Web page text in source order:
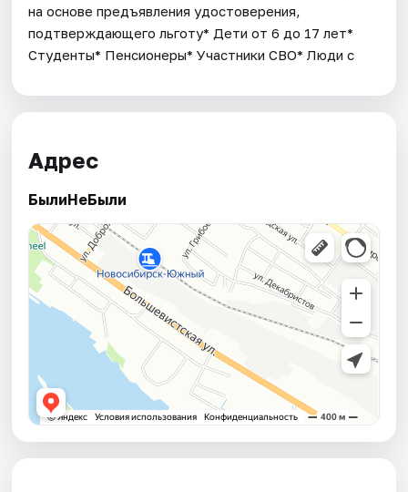
на основе предъявления удостоверения,
подтверждающего льготу* Дети от 6 до 17 лет*
Студенты* Пенсионеры* Участники СВО* Люди с
Адрес
БылиНеБыли